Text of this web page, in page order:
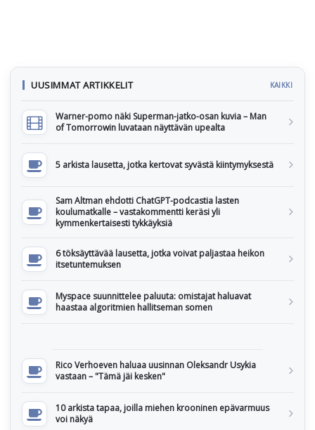
UUSIMMAT ARTIKKELIT KAIKKI
Warner-pomo näki Superman-jatko-osan kuvia – Man
of Tomorrowin luvataan näyttävän upealta
5 arkista lausetta, jotka kertovat syvästä kiintymyksestä
Sam Altman ehdotti ChatGPT-podcastia lasten
koulumatkalle – vastakommentti keräsi yli
kymmenkertaisesti tykkäyksiä
6 töksäyttävää lausetta, jotka voivat paljastaa heikon
itsetuntemuksen
Myspace suunnittelee paluuta: omistajat haluavat
haastaa algoritmien hallitseman somen
Rico Verhoeven haluaa uusinnan Oleksandr Usykia
vastaan – "Tämä jäi kesken"
10 arkista tapaa, joilla miehen krooninen epävarmuus
voi näkyä